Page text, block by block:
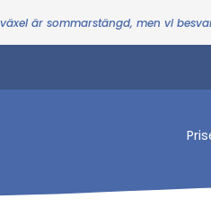
är sommarstängd, men vi